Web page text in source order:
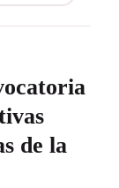
de la